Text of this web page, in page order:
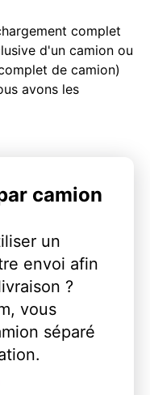
complet
d'un camion ou
de camion)
avons les
camion
un
envoi afin
?
vous
séparé